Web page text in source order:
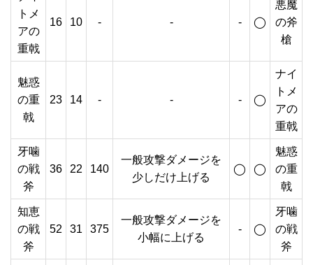
トメ
アの
重戟
16 10 - - - ◯
悪魔
の斧
槍
魅惑
の重
戟
23 14 - - - ◯
ナイ
トメ
アの
重戟
牙噛
の戦
斧
36 22 140
一般攻撃ダメージを
少しだけ上げる
◯ ◯
魅惑
の重
戟
知恵
の戦
斧
52 31 375
一般攻撃ダメージを
小幅に上げる
- ◯
牙噛
の戦
斧